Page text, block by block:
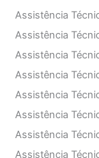
Assistência
Assistência
Assistência
Assistência
Assistência
Assistência
Assistência
Assistência